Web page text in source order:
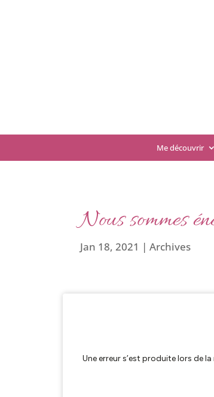
Me découvrir
Nous sommes
Jan 18, 2021 |Archives